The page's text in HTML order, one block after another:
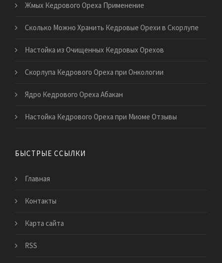
Жмых Кедрового Ореха Применение
Сколько Можно Хранить Кедровые Орехи в Скорлупе
Настойка из Очищенных Кедровых Орехов
Скорлупа Кедрового Ореха при Онкологии
Ядро Кедрового Ореха Абакан
Настойка Кедрового Ореха при Миоме Отзывы
БЫСТРЫЕ ССЫЛКИ
Главная
Контакты
Карта сайта
RSS